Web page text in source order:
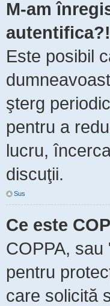
M-am
autentifica?!
Este posibil
şterg
pentru a
lucru,
discuţii.
Sus
Ce este
COPPA,
pentru
care solicită